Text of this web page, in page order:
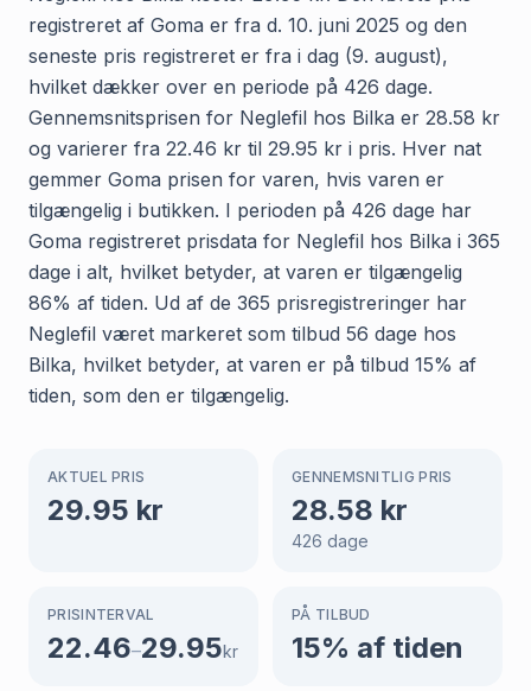
registreret af Goma er fra d. 10. juni 2025 og den
seneste pris registreret er fra i dag (9. august),
hvilket dækker over en periode på 426 dage.
Gennemsnitsprisen for Neglefil hos Bilka er 28.58 kr
og varierer fra 22.46 kr til 29.95 kr i pris. Hver nat
gemmer Goma prisen for varen, hvis varen er
tilgængelig i butikken. I perioden på 426 dage har
Goma registreret prisdata for Neglefil hos Bilka i 365
dage i alt, hvilket betyder, at varen er tilgængelig
86% af tiden. Ud af de 365 prisregistreringer har
Neglefil været markeret som tilbud 56 dage hos
Bilka, hvilket betyder, at varen er på tilbud 15% af
tiden, som den er tilgængelig.
AKTUEL PRIS
29.95 kr
GENNEMSNITLIG PRIS
28.58 kr
426 dage
PRISINTERVAL
22.46–29.95kr
PÅ TILBUD
15% af tiden